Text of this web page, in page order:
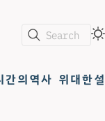
Search
간의역사 위대한설